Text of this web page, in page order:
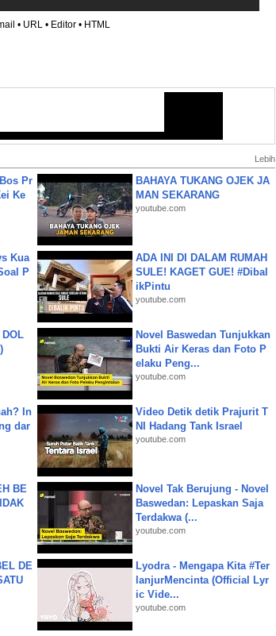
• URL • Editor • HTML
Lebih
Pr
Ke
BAHAYA TUKANG OJEK JA
MAN SEKARANG
youtube.com
Kua
P
ADA INI DI DALAM RUMAH
SULE! KAGET GUE! #Dibal
ikPintu
youtube.com
DOL
Novel Baswedan Tunjukkan
Bukti Air Keras dan Foto P
elaku Peng...
youtube.com
In
dar
Video Detik detik Prajurit T
NI Hadang Tank Israel
youtube.com
BE
Novel Tak Berujung - Novel
Baswedan: Lepaskan Saja
Terdakwa (...
youtube.com
DE
Lyodra - Mengapa Kita #Ter
lanjurMencinta (Official Lyr
ic Vide...
youtube.com